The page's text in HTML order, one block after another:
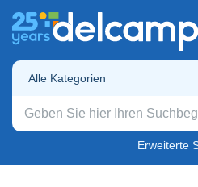
Alle Kategorien
Erweiterte